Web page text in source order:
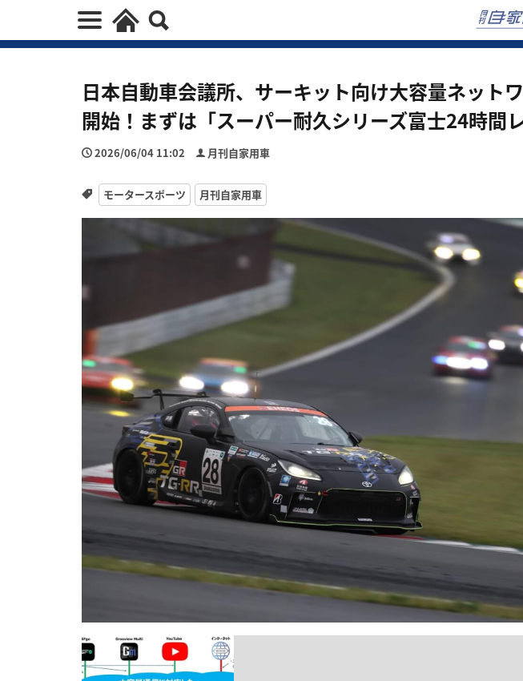
日本自動車会議所、サーキット向け大容量ネット
開始！まずは「スーパー耐久シリーズ富士24時間
2026/06/04 11:02 月刊自家用車
モータースポーツ 月刊自家用車